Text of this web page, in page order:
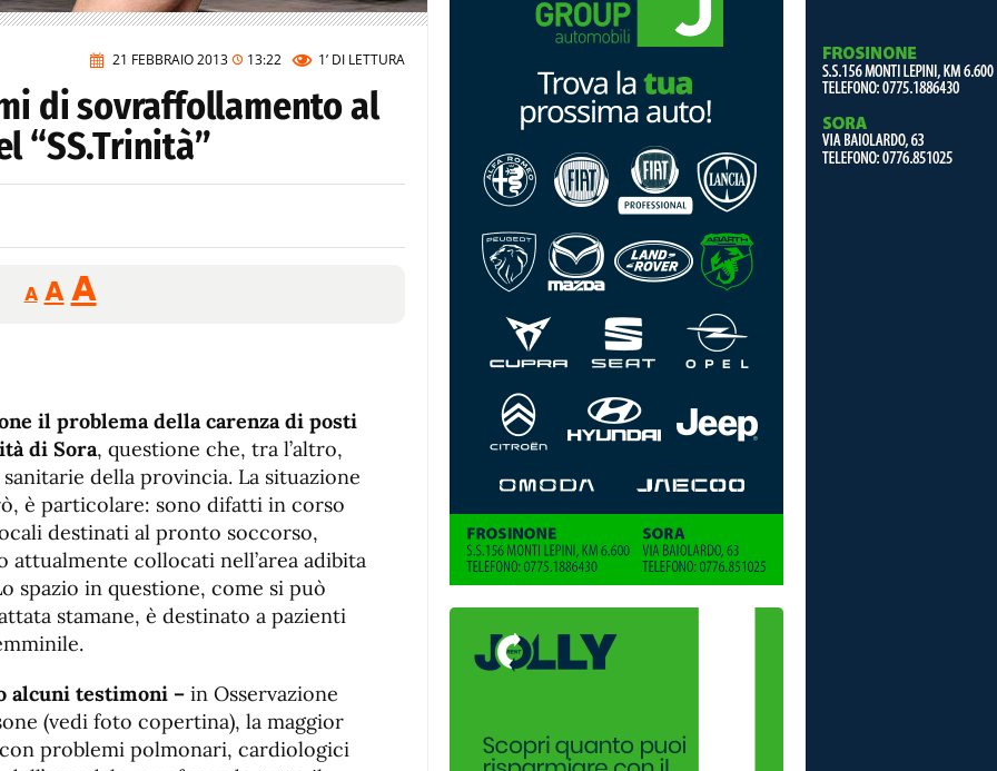
21 FEBBRAIO 2013 13:22 1’ DI LETTURA
di sovraffollamento al
“SS.Trinità”
A
Reducir
tamaño
A Restablecer
tamaño
AAumentar
fuente.
il problema della carenza di posti
di Sora, questione che, tra l’altro,
della provincia. La situazione
è particolare: sono difatti in corso
destinati al pronto soccorso,
collocati nell’area adibita
spazio in questione, come si può
stamane, è destinato a pazienti
alcuni testimoni – in Osservazione
(vedi foto copertina), la maggior
problemi polmonari, cardiologici